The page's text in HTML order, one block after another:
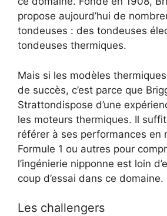
propose aujourd’hui de
tondeuses : des tondeuses
tondeuses thermiques.
Mais si les modèles
de succès, c’est parce que
Strattondispose d’une
les moteurs thermiques. Il suffit
référer à ses performances en
Formule 1 ou autres pour
l’ingénierie nipponne est loin
coup d’essai dans ce domaine.
Les challengers